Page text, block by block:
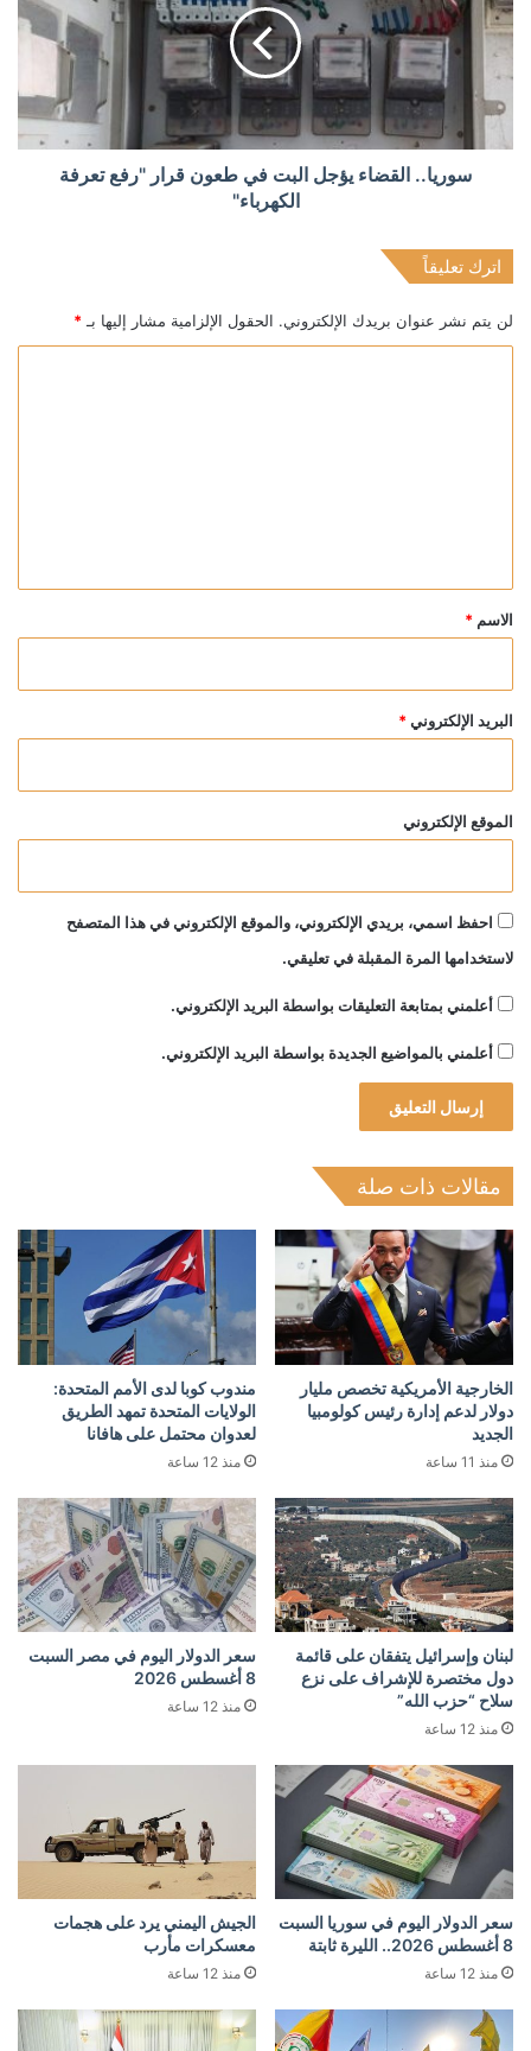
سوريا.. القضاء يؤجل البت في طعون قرار "رفع تعرفة
الكهرباء"
اترك تعليقاً
لن يتم نشر عنوان بريدك الإلكتروني. الحقول الإلزامية مشار إليها بـ *
*
الاسم *
البريد الإلكتروني *
الموقع الإلكتروني
احفظ اسمي، بريدي الإلكتروني، والموقع الإلكتروني في هذا المتصفح
لاستخدامها المرة المقبلة في تعليقي.
أعلمني بمتابعة التعليقات بواسطة البريد الإلكتروني.
أعلمني بالمواضيع الجديدة بواسطة البريد الإلكتروني.
مقالات ذات صلة
الخارجية الأمريكية تخصص مليار
دولار لدعم إدارة رئيس كولومبيا
الجديد
منذ 11 ساعة
مندوب كوبا لدى الأمم المتحدة:
الولايات المتحدة تمهد الطريق
لعدوان محتمل على هافانا
منذ 12 ساعة
لبنان وإسرائيل يتفقان على قائمة
دول مختصرة للإشراف على نزع
سلاح “حزب الله”
منذ 12 ساعة
سعر الدولار اليوم في مصر السبت
8 أغسطس 2026
منذ 12 ساعة
سعر الدولار اليوم في سوريا السبت
8 أغسطس 2026.. الليرة ثابتة
منذ 12 ساعة
الجيش اليمني يرد على هجمات
معسكرات مأرب
منذ 12 ساعة